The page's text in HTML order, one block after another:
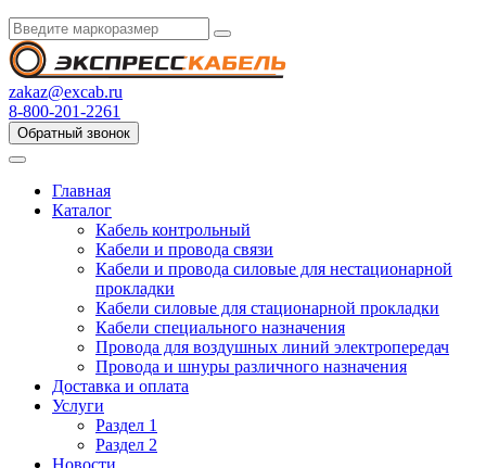
zakaz@excab.ru
8-800-201-2261
Обратный звонок
Главная
Каталог
Кабель контрольный
Кабели и провода связи
Кабели и провода силовые для нестационарной
прокладки
Кабели силовые для стационарной прокладки
Кабели специального назначения
Провода для воздушных линий электропередач
Провода и шнуры различного назначения
Доставка и оплата
Услуги
Раздел 1
Раздел 2
Новости